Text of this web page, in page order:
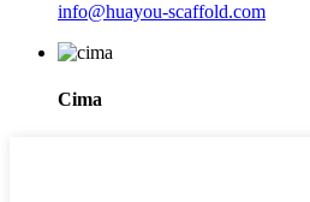
info@huayou-scaffold.com
Cima